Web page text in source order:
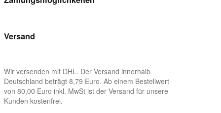
Versand
Wir versenden mit DHL. Der Versand innerhalb
Deutschland beträgt 8,79 Euro. Ab einem Bestellwert
von 80,00 Euro inkl. MwSt ist der Versand für unsere
Kunden kostenfrei.